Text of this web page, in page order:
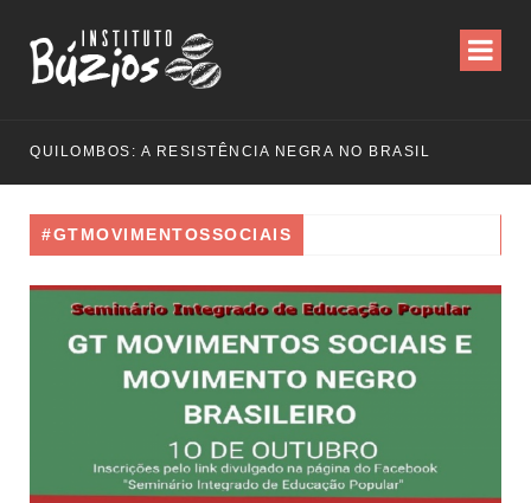
QUILOMBOS: A RESISTÊNCIA NEGRA NO BRASIL
#GTMOVIMENTOSSOCIAIS